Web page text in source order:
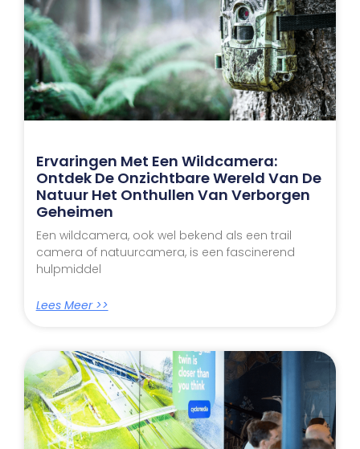
Ervaringen Met Een Wildcamera:
Ontdek De Onzichtbare Wereld Van De
Natuur Het Onthullen Van Verborgen
Geheimen
Een wildcamera, ook wel bekend als een trail
camera of natuurcamera, is een fascinerend
hulpmiddel
Lees Meer >>